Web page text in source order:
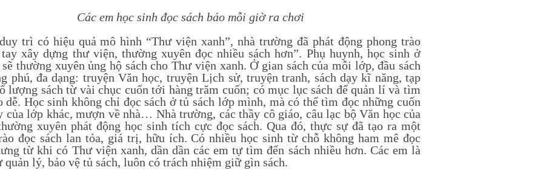
Các em học sinh đọc sách báo mỗi giờ ra chơi
trì có hiệu quả mô hình “Thư viện xanh”, nhà trường đã phát động phong trào
tay xây dựng thư viện, thường xuyên đọc nhiều sách hơn”. Phụ huynh, học sinh ở
thường xuyên ủng hộ sách cho Thư viện xanh. Ở gian sách của mỗi lớp, đầu sách
phú, đa dạng: truyện Văn học, truyện Lịch sử, truyện tranh, sách dạy kĩ năng, tạp
sách từ vài chục cuốn tới hàng trăm cuốn; có mục lục sách để quản lí và tìm
dễ. Học sinh không chỉ đọc sách ở tủ sách lớp mình, mà có thể tìm đọc những cuốn
của lớp khác, mượn về nhà… Nhà trường, các thầy cô giáo, câu lạc bộ Văn học của
xuyên phát động học sinh tích cực đọc sách. Qua đó, thực sự đã tạo ra một
đọc sách lan tỏa, giá trị, hữu ích. Có nhiều học sinh từ chỗ không ham mê đọc
từ khi có Thư viện xanh, dần dần các em tự tìm đến sách nhiều hơn. Các em là
lý, bảo vệ tủ sách, luôn có trách nhiệm giữ gìn sách.